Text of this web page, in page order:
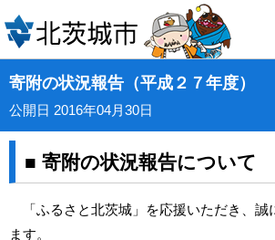
寄附の状況報告（平成２７年度）
公開日 2016年04月30日
■ 寄附の状況報告について
「ふるさと北茨城」を応援いただき、誠
ます。